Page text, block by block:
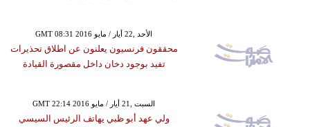
GMT 08:31 2016 الأحد ,22 أيار / مايو
محققون فرنسيون يعلنون عن اطلاق تحذيرات
تفيد بوجود دخان داخل مقصورة القيادة
GMT 22:14 2016 السبت ,21 أيار / مايو
ولي عهد أبو ظبي يهاتف الرئيس السيسي